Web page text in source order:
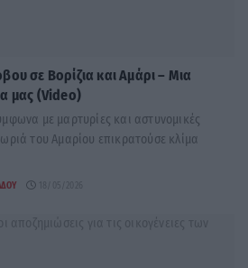
σε Βορίζια και Αμάρι – Μια
μας (Video)
με μαρτυρίες και αστυνομικές
του Αμαρίου επικρατούσε κλίμα